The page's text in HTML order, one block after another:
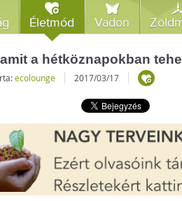
Életmód Vadon
a hétköznapokban
ecolounge 2017/03/17